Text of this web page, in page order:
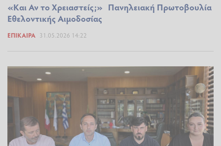
«Και Αν το Χρειαστείς;» Πανηλειακή Πρωτοβουλία
Εθελοντικής Αιμοδοσίας
ΕΠΊΚΑΙΡΑ 31.05.2026 14:22